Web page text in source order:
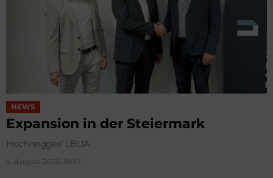
NEWS
Expansion in der Steiermark
Hochnegger/ LBUA
5. August 2026, 16:57